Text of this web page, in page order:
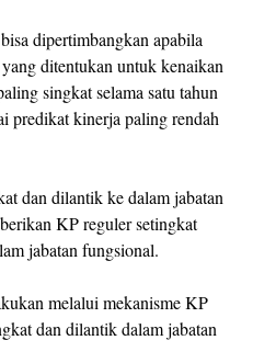
dipertimbangkan apabila
ditentukan untuk kenaikan
singkat selama satu tahun
predikat kinerja paling rendah
dan dilantik ke dalam jabatan
KP reguler setingkat
jabatan fungsional.
melalui mekanisme KP
dan dilantik dalam jabatan